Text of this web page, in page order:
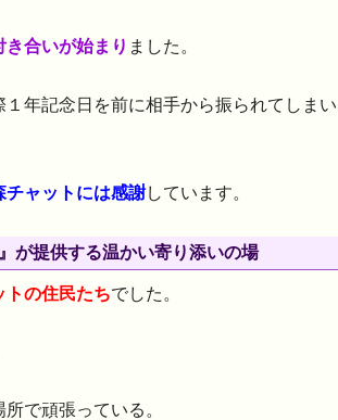
合いが始まり ました。
年記念日を前に相手から振られてしま
チャットには感謝しています。
が提供する温かい寄り添いの場
トの住民たちでした。
で頑張っている。